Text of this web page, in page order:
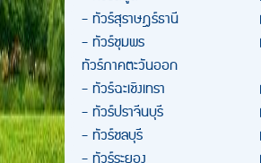
- ทัวร์สุราษฎร์ธานี
- ทัวร์ชุมพร
ทัวร์ภาคตะวันออก
- ทัวร์ฉะเชิงเทรา
- ทัวร์ปราจีนบุรี
- ทัวร์ชลบุรี